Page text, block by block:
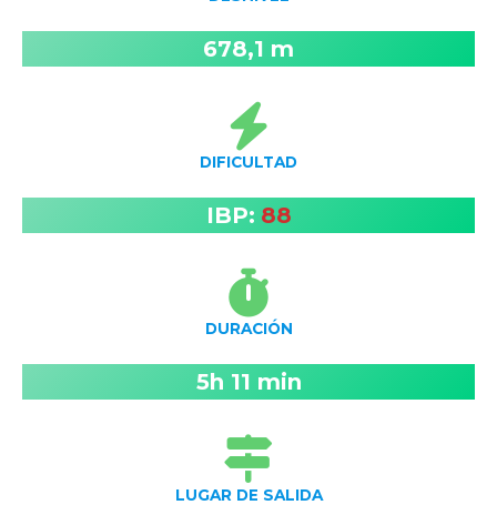
678,1 m
DIFICULTAD
IBP: 88
DURACIÓN
5h 11 min
LUGAR DE SALIDA